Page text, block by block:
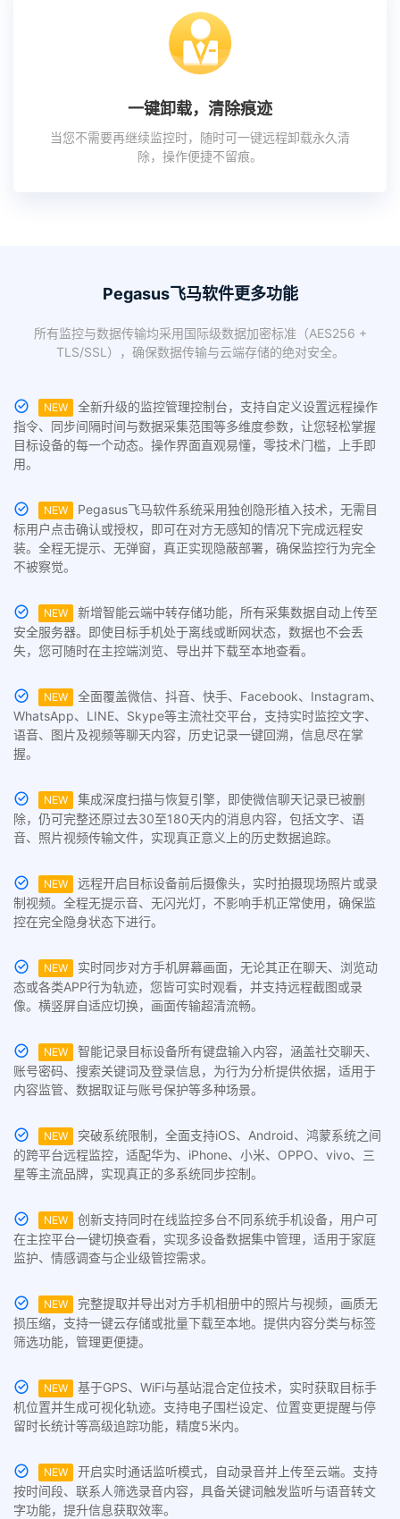
一键卸载，清除痕迹
当您不需要再继续监控时，随时可一键远程卸载永久清
除，操作便捷不留痕。
Pegasus飞马软件更多功能
所有监控与数据传输均采用国际级数据加密标准（AES256 +
TLS/SSL），确保数据传输与云端存储的绝对安全。
NEW
全新升级的监控管理控制台，支持自定义设置远程操作
指令、同步间隔时间与数据采集范围等多维度参数，让您轻松掌握
目标设备的每一个动态。操作界面直观易懂，零技术门槛，上手即
用。
NEW
Pegasus飞马软件系统采用独创隐形植入技术，无需目
标用户点击确认或授权，即可在对方无感知的情况下完成远程安
装。全程无提示、无弹窗，真正实现隐蔽部署，确保监控行为完全
不被察觉。
NEW
新增智能云端中转存储功能，所有采集数据自动上传至
安全服务器。即使目标手机处于离线或断网状态，数据也不会丢
失，您可随时在主控端浏览、导出并下载至本地查看。
NEW
全面覆盖微信、抖音、快手、Facebook、Instagram、
WhatsApp、LINE、Skype等主流社交平台，支持实时监控文字、
语音、图片及视频等聊天内容，历史记录一键回溯，信息尽在掌
握。
NEW
集成深度扫描与恢复引擎，即使微信聊天记录已被删
除，仍可完整还原过去30至180天内的消息内容，包括文字、语
音、照片视频传输文件，实现真正意义上的历史数据追踪。
NEW
远程开启目标设备前后摄像头，实时拍摄现场照片或录
制视频。全程无提示音、无闪光灯，不影响手机正常使用，确保监
控在完全隐身状态下进行。
NEW
实时同步对方手机屏幕画面，无论其正在聊天、浏览动
态或各类APP行为轨迹，您皆可实时观看，并支持远程截图或录
像。横竖屏自适应切换，画面传输超清流畅。
NEW
智能记录目标设备所有键盘输入内容，涵盖社交聊天、
账号密码、搜索关键词及登录信息，为行为分析提供依据，适用于
内容监管、数据取证与账号保护等多种场景。
NEW
突破系统限制，全面支持iOS、Android、鸿蒙系统之间
的跨平台远程监控，适配华为、iPhone、小米、OPPO、vivo、三
星等主流品牌，实现真正的多系统同步控制。
NEW
创新支持同时在线监控多台不同系统手机设备，用户可
在主控平台一键切换查看，实现多设备数据集中管理，适用于家庭
监护、情感调查与企业级管控需求。
NEW
完整提取并导出对方手机相册中的照片与视频，画质无
损压缩，支持一键云存储或批量下载至本地。提供内容分类与标签
筛选功能，管理更便捷。
NEW
基于GPS、WiFi与基站混合定位技术，实时获取目标手
机位置并生成可视化轨迹。支持电子围栏设定、位置变更提醒与停
留时长统计等高级追踪功能，精度5米内。
NEW
开启实时通话监听模式，自动录音并上传至云端。支持
按时间段、联系人筛选录音内容，具备关键词触发监听与语音转文
字功能，提升信息获取效率。